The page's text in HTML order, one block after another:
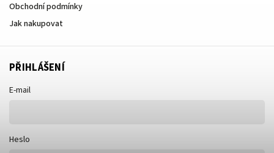
Obchodní podmínky
Jak nakupovat
PŘIHLÁŠENÍ
E-mail
Heslo